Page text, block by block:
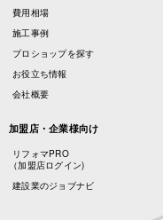
費用相場
施工事例
プロショップを探す
お役立ち情報
会社概要
加盟店・企業様向け
リフォマPRO
（加盟店ログイン)
建設業のジョブナビ